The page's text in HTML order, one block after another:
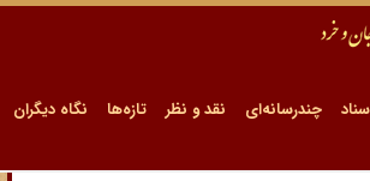
چندرسانه‌ای نقد و نظر تازه‌ها نگاه دیگران